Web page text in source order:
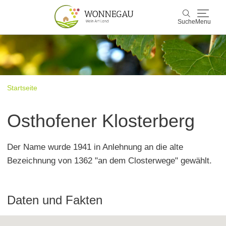
Suche Menu
Suche
Wonnegau
Buchen & Service
Startseite
Osthofener Klosterberg
Der Name wurde 1941 in Anlehnung an die alte
Bezeichnung von 1362 "an dem Closterwege" gewählt.
Daten und Fakten